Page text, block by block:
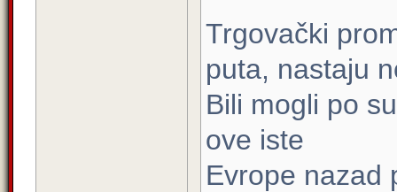
Trgovački
puta, nastaju
Bili mogli po
ove iste
Evrope nazad